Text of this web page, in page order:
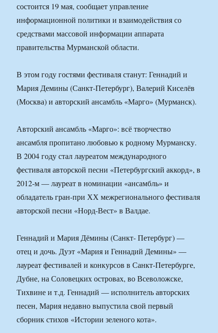
состоится 19 мая, сообщает управление
информационной политики и взаимодействия со
средствами массовой информации аппарата
правительства Мурманской области.
В этом году гостями фестиваля станут: Геннадий и
Мария Демины (Санкт-Петербург), Валерий Киселёв
(Москва) и авторский ансамбль «Марго» (Мурманск).
Авторский ансамбль «Марго»: всё творчество
ансамбля пропитано любовью к родному Мурманску.
В 2004 году стал лауреатом международного
фестиваля авторской песни «Петербургский аккорд», в
2012-м — лауреат в номинации «ансамбль» и
обладатель гран-при ХХ межрегионального фестиваля
авторской песни «Норд-Вест» в Валдае.
Геннадий и Мария Дёмины (Санкт- Петербург) —
отец и дочь. Дуэт «Мария и Геннадий Демины» —
лауреат фестивалей и конкурсов в Санкт-Петербурге,
Дубне, на Соловецких островах, во Всеволожске,
Тихвине и т.д. Геннадий — исполнитель авторских
песен, Мария недавно выпустила свой первый
сборник стихов «Истории зеленого кота».